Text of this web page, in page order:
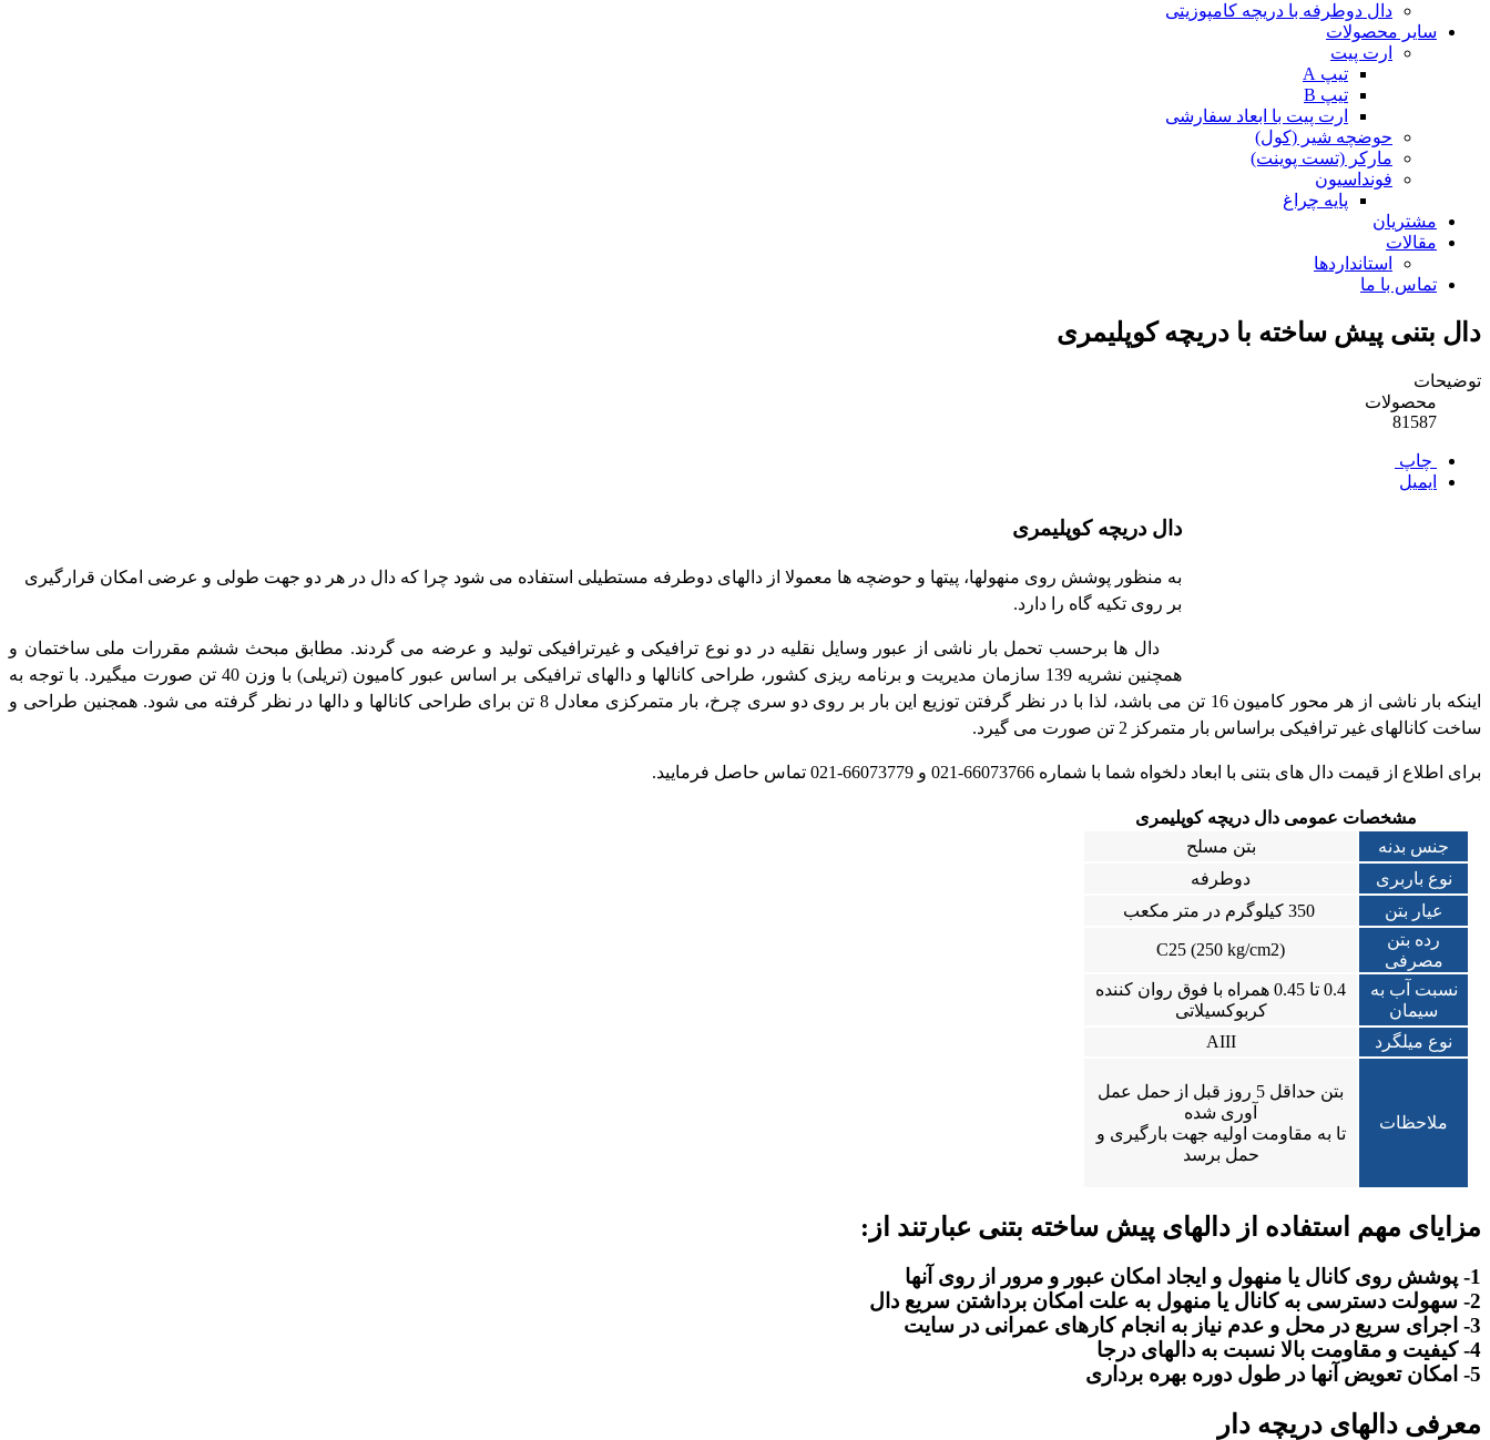
دال دوطرفه با دریچه کامپوزیتی
سایر محصولات
ارت پیت
تیپ A
تیپ B
ارت پیت با ابعاد سفارشی
حوضچه شیر (کول)
مارکر (تست پوینت)
فونداسیون
پایه چراغ
مشتریان
مقالات
استانداردها
تماس با ما
دال بتنی پیش ساخته با دریچه کوپلیمری
توضیحات
محصولات
81587
چاپ
ایمیل
دال دریچه کوپلیمری
به منظور پوشش روی منهولها، پیتها و حوضچه ها معمولا از دالهای دوطرفه مستطیلی استفاده می شود چرا که دال در هر دو جهت طولی و عرضی امکان قرارگیری
بر روی تکیه گاه را دارد.
دال ها برحسب تحمل بار ناشی از عبور وسایل نقلیه در دو نوع ترافیکی و غیرترافیکی تولید و عرضه می گردند. مطابق مبحث ششم مقررات ملی ساختمان و
همچنین نشریه 139 سازمان مدیریت و برنامه ریزی کشور، طراحی کانالها و دالهای ترافیکی بر اساس عبور کامیون (تریلی) با وزن 40 تن صورت میگیرد. با توجه به
اینکه بار ناشی از هر محور کامیون 16 تن می باشد، لذا با در نظر گرفتن توزیع این بار بر روی دو سری چرخ، بار متمرکزی معادل 8 تن برای طراحی کانالها و دالها در نظر گرفته می شود. همجنین طراحی و
ساخت کانالهای غیر ترافیکی براساس بار متمرکز 2 تن صورت می گیرد.
برای اطلاع از قیمت دال های بتنی با ابعاد دلخواه شما با شماره 66073766-021 و 66073779-021 تماس حاصل فرمایید.
مشخصات عمومی دال دریچه کوپلیمری
جنس بدنه
بتن مسلح
نوع باربری
دوطرفه
عیار بتن
350 کیلوگرم در متر مکعب
رده بتن
مصرفی
(C25 (250 kg/cm2
نسبت آب به
سیمان
0.4 تا 0.45 همراه با فوق روان کننده
کربوکسیلاتی
نوع میلگرد
AIII
ملاحظات
بتن حداقل 5 روز قبل از حمل عمل
آوری شده
تا به مقاومت اولیه جهت بارگیری و
حمل برسد
مزایای مهم استفاده از دالهای پیش ساخته بتنی عبارتند از:
1- پوشش روی کانال یا منهول و ایجاد امکان عبور و مرور از روی آنها
2- سهولت دسترسی به کانال یا منهول به علت امکان برداشتن سریع دال
3- اجرای سریع در محل و عدم نیاز به انجام کارهای عمرانی در سایت
4- کیفیت و مقاومت بالا نسبت به دالهای درجا
5- امکان تعویض آنها در طول دوره بهره برداری
معرفی دالهای دریچه دار